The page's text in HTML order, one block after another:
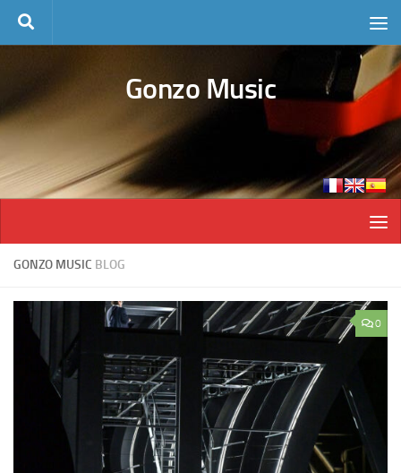
Skip to content
Gonzo Music
GONZO MUSIC BLOG
0